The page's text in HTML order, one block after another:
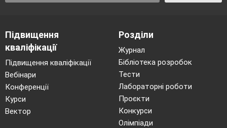
Підвищення
кваліфікації
Підвищення кваліфікації
Вебінари
Конференції
Курси
Вектор
Розділи
Журнал
Бібліотека розробок
Тести
Лабораторні роботи
Проєкти
Конкурси
Олімпіади